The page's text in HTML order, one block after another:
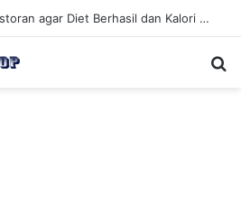
Strategi Makan di Restoran agar Diet Berhasil dan Kalori Tetap Terkontrol